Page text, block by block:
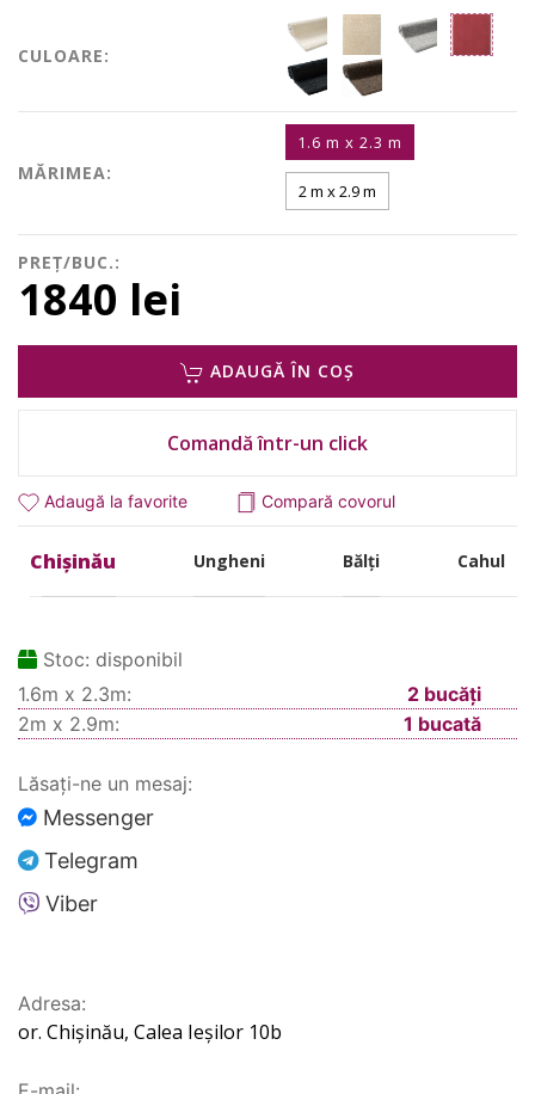
CULOARE:
MĂRIMEA:
1.6 m x 2.3 m
2 m x 2.9 m
PREȚ/BUC.:
1840 lei
ADAUGĂ ÎN COȘ
Comandă într-un click
Adaugă la favorite Compară covorul
Chișinău Ungheni Bălți Cahul
Stoc: disponibil
1.6m x 2.3m:
2 bucăți
2m x 2.9m:
1 bucată
Lăsați-ne un mesaj:
Messenger
Telegram
Viber
Adresa:
or. Chișinău, Calea Ieșilor 10b